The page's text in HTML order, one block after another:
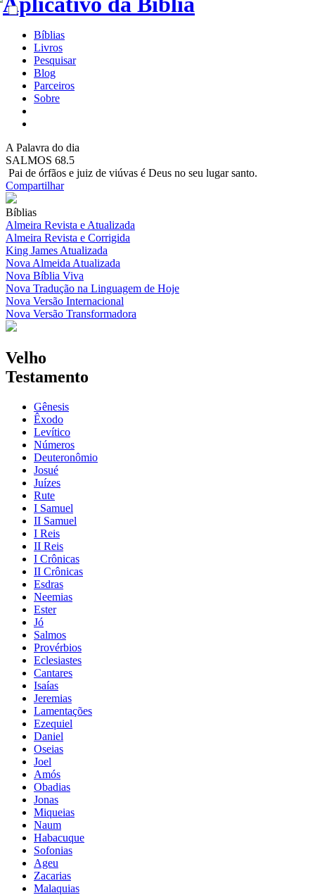
Bíblias
Livros
Pesquisar
Blog
Parceiros
Sobre
A Palavra do dia
SALMOS 68.5
Pai de órfãos e juiz de viúvas é Deus no seu lugar santo.
Compartilhar
Bíblias
Almeira Revista e Atualizada
Almeira Revista e Corrigida
King James Atualizada
Nova Almeida Atualizada
Nova Bíblia Viva
Nova Tradução na Linguagem de Hoje
Nova Versão Internacional
Nova Versão Transformadora
Velho
Testamento
Gênesis
Êxodo
Levítico
Números
Deuteronômio
Josué
Juízes
Rute
I Samuel
II Samuel
I Reis
II Reis
I Crônicas
II Crônicas
Esdras
Neemias
Ester
Jó
Salmos
Provérbios
Eclesiastes
Cantares
Isaías
Jeremias
Lamentações
Ezequiel
Daniel
Oseias
Joel
Amós
Obadias
Jonas
Miqueias
Naum
Habacuque
Sofonias
Ageu
Zacarias
Malaquias